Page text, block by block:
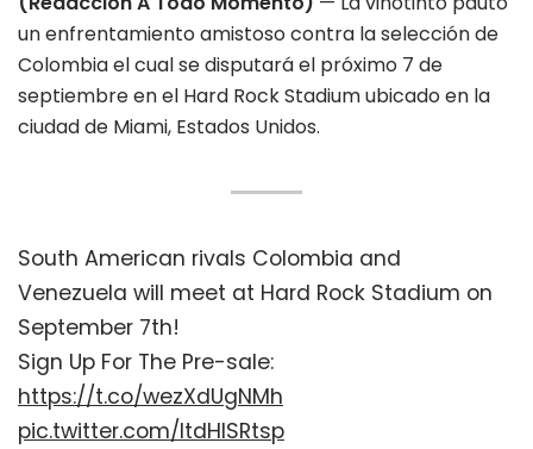
un enfrentamiento amistoso contra la selección de
Colombia el cual se disputará el próximo 7 de
septiembre en el Hard Rock Stadium ubicado en la
ciudad de Miami, Estados Unidos.
South American rivals Colombia and
Venezuela will meet at Hard Rock Stadium on
September 7th!
Sign Up For The Pre-sale:
https://t.co/wezXdUgNMh
pic.twitter.com/ItdHlSRtsp